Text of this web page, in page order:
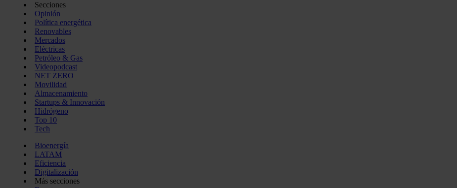
Secciones
Opinión
Política energética
Renovables
Mercados
Eléctricas
Petróleo & Gas
Videopodcast
NET ZERO
Movilidad
Almacenamiento
Startups & Innovación
Hidrógeno
Top 10
Tech
Bioenergía
LATAM
Eficiencia
Digitalización
Más secciones